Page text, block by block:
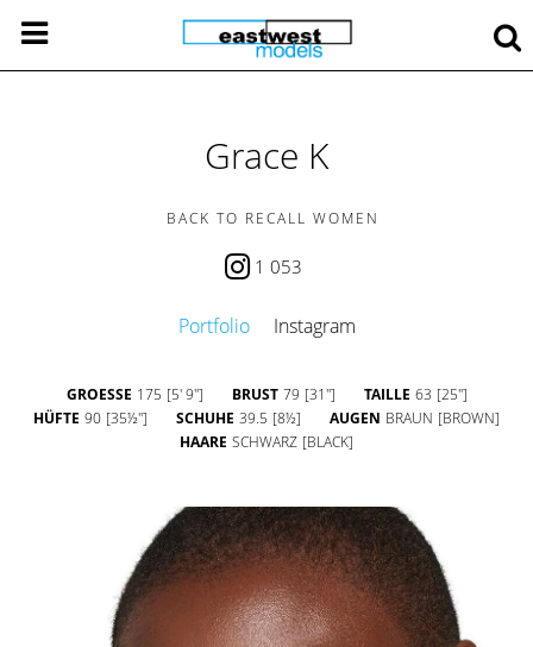
Grace K
BACK TO RECALL WOMEN
1 053
Portfolio Instagram
GROESSE 175 [5' 9''] BRUST 79 [31''] TAILLE 63 [25'']
HÜFTE 90 [35½''] SCHUHE 39.5 [8½] AUGEN BRAUN [BROWN]
HAARE SCHWARZ [BLACK]